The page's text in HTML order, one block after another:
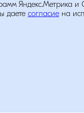
Яндекс.Метрика и
даете согласиена
персональных